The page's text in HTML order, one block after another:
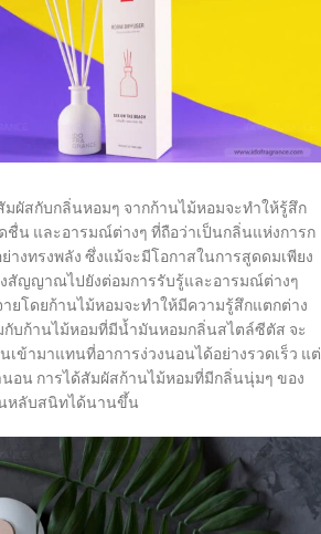
มผัสกับกลิ่นหอมๆ จากก้านไม้หอมจะทำให้รู้สึก
ชื่น และอารมณ์ต่างๆ ที่ถือว่าเป็นกลิ่นแห่งการก
างทรงพลัง ซึ่งแม้จะมีโอกาสในการสูดดมเพียง
สัญญาณไปยังต่อมการรับรู้และอารมณ์ต่างๆ
ยโดยก้านไม้หอมจะทำให้มีความรู้สึกแตกต่าง
บก้านไม้หอมที่มีน้ำมันหอมกลิ่นสไตล์ซีตัส จะ
ข้ามาแทนที่อาการง่วงนอนได้อย่างรวดเร็ว แต่
อน การได้สัมผัสก้านไม้หอมที่มีกลิ่นนุ่มๆ ของ
นหลับสนิทได้นานขึ้น